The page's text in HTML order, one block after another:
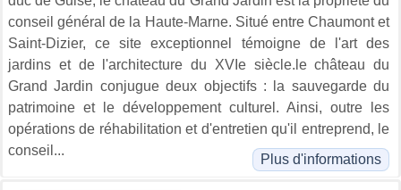
conseil général de la Haute-Marne. Situé entre Chaumont et
Saint-Dizier, ce site exceptionnel témoigne de l'art des
jardins et de l'architecture du XVIe siècle.le château du
Grand Jardin conjugue deux objectifs : la sauvegarde du
patrimoine et le développement culturel. Ainsi, outre les
opérations de réhabilitation et d'entretien qu'il entreprend, le
conseil...
Plus d'informations